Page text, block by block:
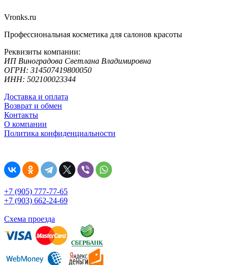
Vronks.ru
Профессиональная косметика для салонов красоты
Реквизиты компании:
ИП Виноградова Светлана Владимировна
ОГРН: 314507419800050
ИНН: 502100023344
Доставка и оплата
Возврат и обмен
Контакты
О компании
Политика конфиденциальности
+7 (905) 777-77-65
+7 (903) 662-24-69
Схема проезда